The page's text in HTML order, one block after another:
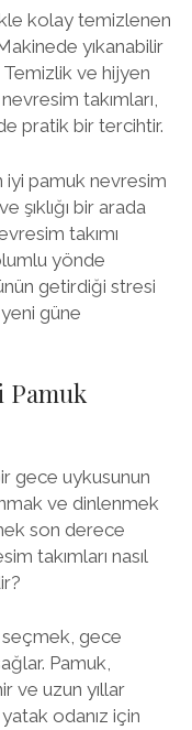
kolay temizlenen
yıkanabilir
Temizlik ve hijyen
takımları,
pratik bir tercihtir.
iyi pamuk nevresim
şıklığı bir arada
takımı
yönde
getirdiği stresi
güne
Pamuk
gece uykusunun
ve dinlenmek
son derece
takımları nasıl
seçmek, gece
Pamuk,
ve uzun yıllar
odanız için